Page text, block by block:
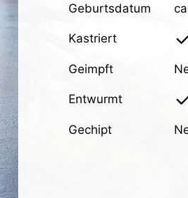
Geburtsdatum
Kastriert
Geimpft
Entwurmt
Gechipt